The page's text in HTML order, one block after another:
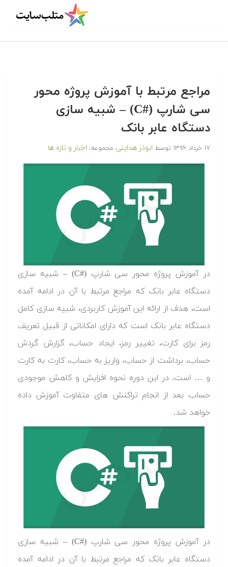
مراجع مرتبط با آموزش پروژه محور
سی شارپ (C#‎) – شبیه سازی
دستگاه عابر بانک
۱۷ خرداد ۱۳۹۶ توسط ابوذر هدایتی مجموعه: اخبار و تازه ها
در آموزش پروژه محور سی شارپ (C#‎) – شبیه سازی
دستگاه عابر بانک که مراجع مرتبط با آن در ادامه آمده
است، هدف از ارائه این آموزش کاربردی، شبیه سازی کامل
دستگاه عابر بانک است که دارای امکاناتی از قبیل تعریف
رمز برای کارت، تغییر رمز، ایجاد حساب، گزارش گردش
حساب، برداشت از حساب، واریز به حساب، کارت به کارت
و … است. در این دوره نحوه افزایش و کاهش موجودی
حساب بعد از انجام تراکنش های متفاوت آموزش داده
خواهد شد.
در آموزش پروژه محور سی شارپ (C#‎) – شبیه سازی
دستگاه عابر بانک که مراجع مرتبط با آن در ادامه آمده